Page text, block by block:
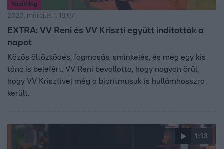
ValóVilág
2023. március 1. 18:07
EXTRA: VV Reni és VV Kriszti együtt indították a
napot
Közös öltözködés, fogmosás, sminkelés, és még egy kis
tánc is belefért. VV Reni bevallotta, hogy nagyon örül,
hogy VV Krisztivel még a bioritmusuk is hullámhosszra
került.
1:13